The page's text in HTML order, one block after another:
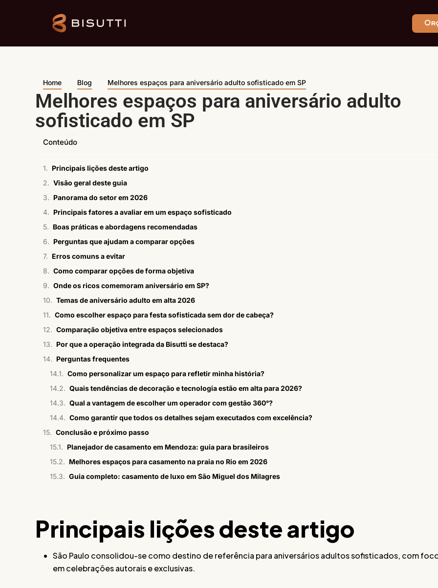
Home Blog Melhores espaços para aniversário adulto sofisticado em SP
Melhores espaços para aniversário adulto
sofisticado em SP
Conteúdo
Principais lições deste artigo
Visão geral deste guia
Panorama do setor em 2026
Principais fatores a avaliar em um espaço sofisticado
Boas práticas e abordagens recomendadas
Perguntas que ajudam a comparar opções
Erros comuns a evitar
Como comparar opções de forma objetiva
Onde os ricos comemoram aniversário em SP?
Temas de aniversário adulto em alta 2026
Como escolher espaço para festa sofisticada sem dor de cabeça?
Comparação objetiva entre espaços selecionados
Por que a operação integrada da Bisutti se destaca?
Perguntas frequentes
Como personalizar um espaço para refletir minha história?
Quais tendências de decoração e tecnologia estão em alta para 2026?
Qual a vantagem de escolher um operador com gestão 360°?
Como garantir que todos os detalhes sejam executados com excelência?
Conclusão e próximo passo
Planejador de casamento em Mendoza: guia para brasileiros
Melhores espaços para casamento na praia no Rio em 2026
Guia completo: casamento de luxo em São Miguel dos Milagres
Principais lições deste artigo
São Paulo consolidou-se como destino de referência para aniversários adultos sofisticados, com
em celebrações autorais e exclusivas.